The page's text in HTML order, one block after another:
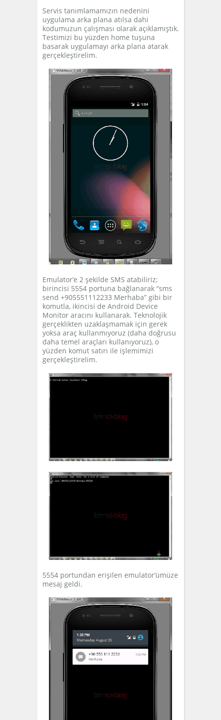
Servis tanımlamamızın nedenini
uygulama arka plana atılsa dahi
kodumuzun çalışması olarak açıklamıştık.
Testimizi bu yüzden home tuşuna
basarak uygulamayı arka plana atarak
gerçekleştirelim.
Emulator’e 2 şekilde SMS atabiliriz;
birincisi 5554 portuna bağlanarak “sms
send +905551112233 Merhaba” gibi bir
komutla, ikincisi de Android Device
Monitor aracını kullanarak. Teknolojik
gerçeklikten uzaklaşmamak için gerek
yoksa araç kullanmıyoruz (daha doğrusu
daha temel araçları kullanıyoruz), o
yüzden komut satırı ile işlemimizi
gerçekleştirelim.
5554 portundan erişilen emulator’ümüze
mesaj geldi.